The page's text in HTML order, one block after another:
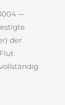
•••
der